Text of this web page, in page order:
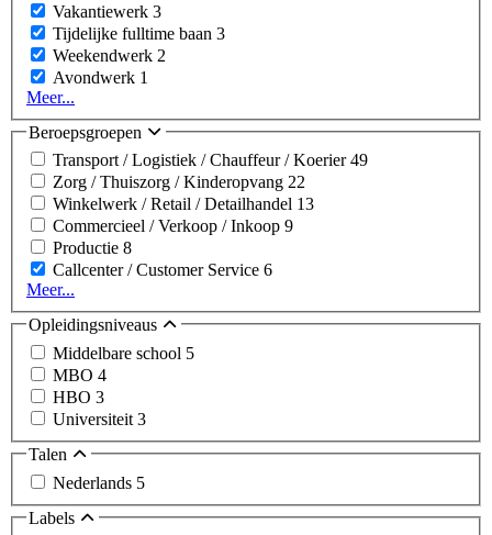
Vakantiewerk 3
Tijdelijke fulltime baan 3
Weekendwerk 2
Avondwerk 1
Meer...
Beroepsgroepen
Transport / Logistiek / Chauffeur / Koerier49
Zorg / Thuiszorg / Kinderopvang 22
Winkelwerk / Retail / Detailhandel 13
Commercieel / Verkoop / Inkoop 9
Productie 8
Callcenter / Customer Service 6
Meer...
Opleidingsniveaus
Middelbare school 5
MBO 4
HBO 3
Universiteit 3
Talen
Nederlands 5
Labels